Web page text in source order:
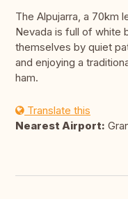
The Alpujarra, a 70km
Nevada is full of white
themselves by quiet
and enjoying a
ham.
Translate this
Nearest Airport: